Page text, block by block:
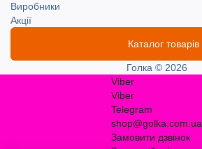
Виробники
Акції
Каталог товарів
Голка © 2026
Viber
Viber
Telegram
shop@golka.com.ua
Замовити дзвінок